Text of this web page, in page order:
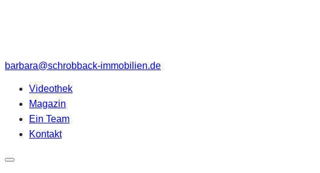
barbara@schrobback-immobilien.de
Videothek
Magazin
Ein Team
Kontakt